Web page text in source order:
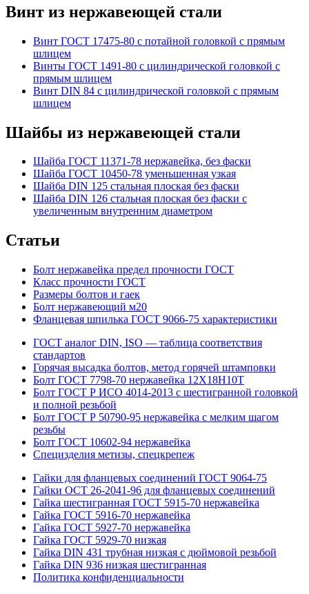
Винт из нержавеющей стали
Винт ГОСТ 17475-80 с потайной головкой с прямым
шлицем
Винты ГОСТ 1491-80 с цилиндрической головкой с
прямым шлицем
Винт DIN 84 с цилиндрической головкой с прямым
шлицем
Шайбы из нержавеющей стали
Шайба ГОСТ 11371-78 нержавейка, без фаски
Шайба ГОСТ 10450-78 уменьшенная узкая
Шайба DIN 125 стальная плоская без фаски
Шайба DIN 126 стальная плоская без фаски с
увеличенным внутренним диаметром
Статьи
Болт нержавейка предел прочности ГОСТ
Класс прочности ГОСТ
Размеры болтов и гаек
Болт нержавеющий м20
Фланцевая шпилька ГОСТ 9066-75 характеристики
ГОСТ аналог DIN, ISO — таблица соответствия
стандартов
Горячая высадка болтов, метод горячей штамповки
Болт ГОСТ 7798-70 нержавейка 12Х18Н10Т
Болт ГОСТ Р ИСО 4014-2013 с шестигранной головкой
и полной резьбой
Болт ГОСТ Р 50790-95 нержавейка с мелким шагом
резьбы
Болт ГОСТ 10602-94 нержавейка
Специзделия метизы, cпецкрепеж
Гайки для фланцевых соединений ГОСТ 9064-75
Гайки ОСТ 26-2041-96 для фланцевых соединений
Гайка шестигранная ГОСТ 5915-70 нержавейка
Гайка ГОСТ 5916-70 нержавейка
Гайка ГОСТ 5927-70 нержавейка
Гайка ГОСТ 5929-70 низкая
Гайка DIN 431 трубная низкая с дюймовой резьбой
Гайка DIN 936 низкая шестигранная
Политика конфиденциальности